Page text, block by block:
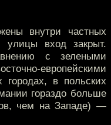
внутри частных
улицы вход закрыт.
с зелеными
европейскими
в польских
гораздо больше
чем на Западе) —